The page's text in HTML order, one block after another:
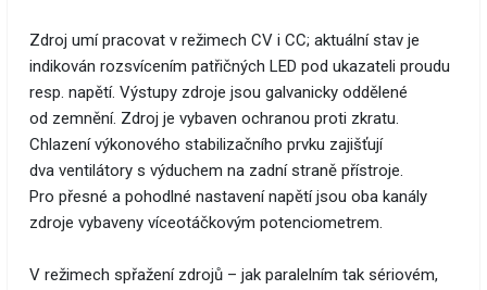
Zdroj umí pracovat v režimech CV i CC; aktuální stav je
indikován rozsvícením patřičných LED pod ukazateli proudu
resp. napětí. Výstupy zdroje jsou galvanicky oddělené
od zemnění. Zdroj je vybaven ochranou proti zkratu.
Chlazení výkonového stabilizačního prvku zajišťují
dva ventilátory s výduchem na zadní straně přístroje.
Pro přesné a pohodlné nastavení napětí jsou oba kanály
zdroje vybaveny víceotáčkovým potenciometrem.
V režimech spřažení zdrojů – jak paralelním tak sériovém,